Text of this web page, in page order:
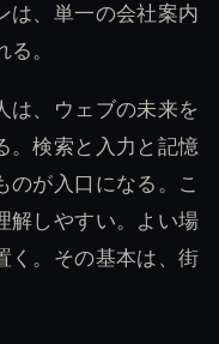
は、単一の会社案内
。
は、ウェブの未来を
。検索と入力と記憶
のが入口になる。こ
解しやすい。よい場
く。その基本は、街